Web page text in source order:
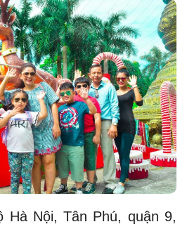
Hà Nội, Tân Phú, quận 9,